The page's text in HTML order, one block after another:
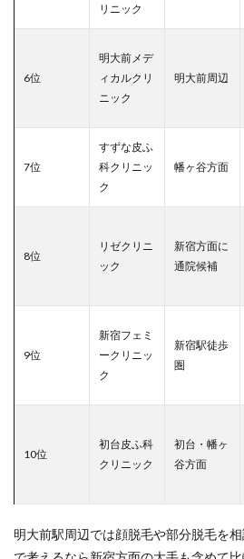
リニック
6位
明大前メデ
ィカルクリ
ニック
明大前周辺
7位
すずな皮ふ
科クリニッ
ク
幡ヶ谷方面
8位
リゼクリニ
ック
新宿方面に
通院候補
9位
新宿フェミ
ークリニッ
ク
新宿駅徒歩
圏
10位
初台皮ふ科
クリニック
初台・幡ヶ
谷方面
明大前駅周辺では顔脱毛や部分脱毛を